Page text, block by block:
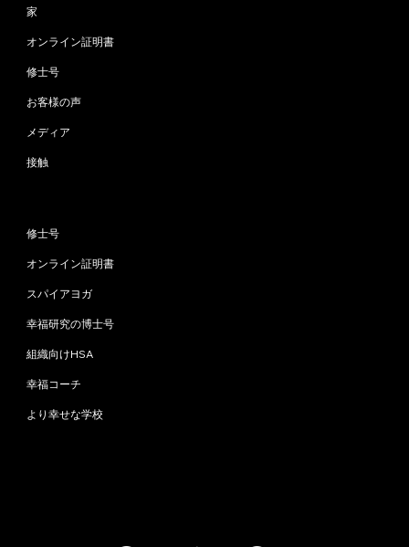
家
オンライン証明書
修士号
お客様の声
メディア
接触
修士号
オンライン証明書
スパイアヨガ
幸福研究の博士号
組織向けHSA
幸福コーチ
より幸せな学校